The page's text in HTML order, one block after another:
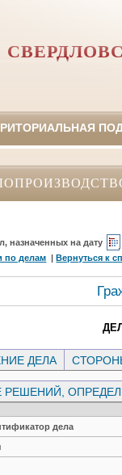
назначенных на дату
по делам |Вернуться к
ДЕЛА
дела